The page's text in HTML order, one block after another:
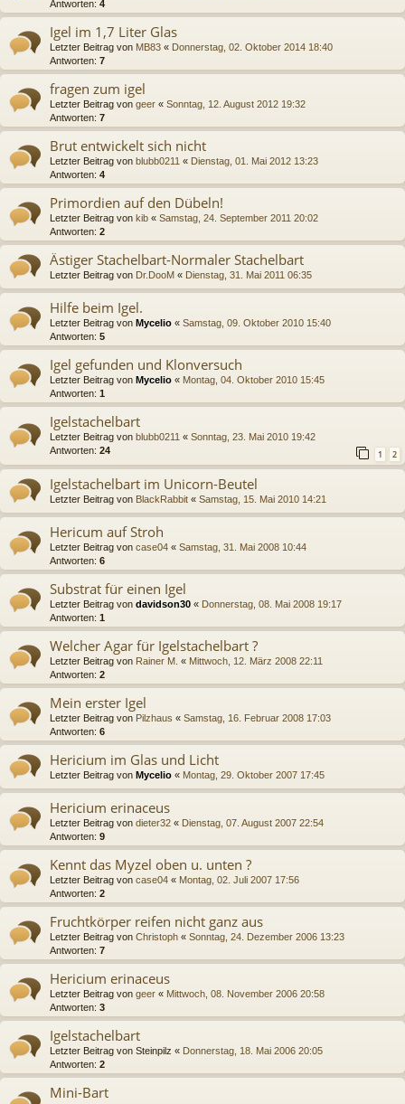
Antworten: 4
Igel im 1,7 Liter Glas
Letzter Beitrag von MB83 « Donnerstag, 02. Oktober 2014 18:40
Antworten: 7
fragen zum igel
Letzter Beitrag von geer « Sonntag, 12. August 2012 19:32
Antworten: 7
Brut entwickelt sich nicht
Letzter Beitrag von blubb0211 « Dienstag, 01. Mai 2012 13:23
Antworten: 4
Primordien auf den Dübeln!
Letzter Beitrag von kib « Samstag, 24. September 2011 20:02
Antworten: 2
Ästiger Stachelbart-Normaler Stachelbart
Letzter Beitrag von Dr.DooM « Dienstag, 31. Mai 2011 06:35
Hilfe beim Igel.
Letzter Beitrag von Mycelio « Samstag, 09. Oktober 2010 15:40
Antworten: 5
Igel gefunden und Klonversuch
Letzter Beitrag von Mycelio « Montag, 04. Oktober 2010 15:45
Antworten: 1
Igelstachelbart
Letzter Beitrag von blubb0211 « Sonntag, 23. Mai 2010 19:42
Antworten: 24 1 2
Igelstachelbart im Unicorn-Beutel
Letzter Beitrag von BlackRabbit « Samstag, 15. Mai 2010 14:21
Hericum auf Stroh
Letzter Beitrag von case04 « Samstag, 31. Mai 2008 10:44
Antworten: 6
Substrat für einen Igel
Letzter Beitrag von davidson30 « Donnerstag, 08. Mai 2008 19:17
Antworten: 1
Welcher Agar für Igelstachelbart ?
Letzter Beitrag von Rainer M. « Mittwoch, 12. März 2008 22:11
Antworten: 2
Mein erster Igel
Letzter Beitrag von Pilzhaus « Samstag, 16. Februar 2008 17:03
Antworten: 6
Hericium im Glas und Licht
Letzter Beitrag von Mycelio « Montag, 29. Oktober 2007 17:45
Hericium erinaceus
Letzter Beitrag von dieter32 « Dienstag, 07. August 2007 22:54
Antworten: 9
Kennt das Myzel oben u. unten ?
Letzter Beitrag von case04 « Montag, 02. Juli 2007 17:56
Antworten: 2
Fruchtkörper reifen nicht ganz aus
Letzter Beitrag von Christoph « Sonntag, 24. Dezember 2006 13:23
Antworten: 7
Hericium erinaceus
Letzter Beitrag von geer « Mittwoch, 08. November 2006 20:58
Antworten: 3
Igelstachelbart
Letzter Beitrag von Steinpilz « Donnerstag, 18. Mai 2006 20:05
Antworten: 2
Mini-Bart